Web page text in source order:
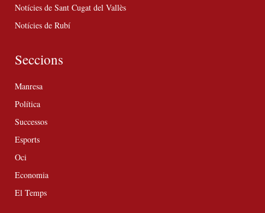
Notícies de Sant Cugat del Vallès
Notícies de Rubí
Seccions
Manresa
Política
Successos
Esports
Oci
Economia
El Temps